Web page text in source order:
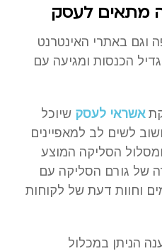
מתאים לעסק
וגם באתרי האינטרנט
הכנסות ומגיעה עם
אשראי לעסק שיוכל
לשים לב למאפיינים
הסליקה המוצע
של גורם הסליקה עם
וחוות דעת של לקוחות
הניתן במכלול